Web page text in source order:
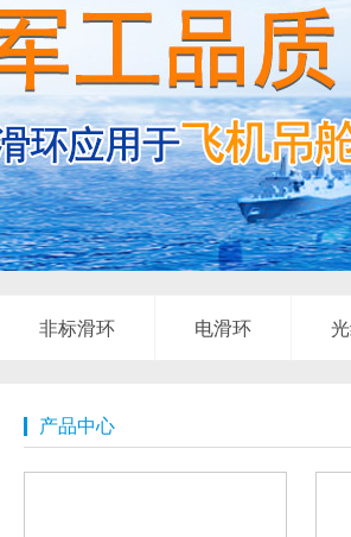
非标滑环 电滑环
产品中心